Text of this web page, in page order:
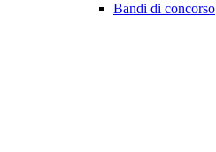
Bandi di concorso